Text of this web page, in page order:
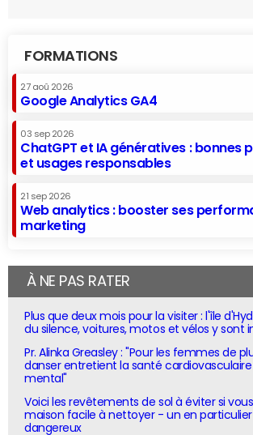
FORMATIONS
27 aoû 2026
Google Analytics GA4
03 sep 2026
ChatGPT et IA génératives : bonnes
et usages responsables
21 sep 2026
Web analytics : booster ses
marketing
À NE PAS RATER
Plus que deux mois pour la visiter : l'île
du silence, voitures, motos et vélos y sont
Pr. Alinka Greasley : "Pour les femmes de
danser entretient la santé cardiovasculaire
mental"
Voici les revêtements de sol à éviter si
maison facile à nettoyer - un en
dangereux